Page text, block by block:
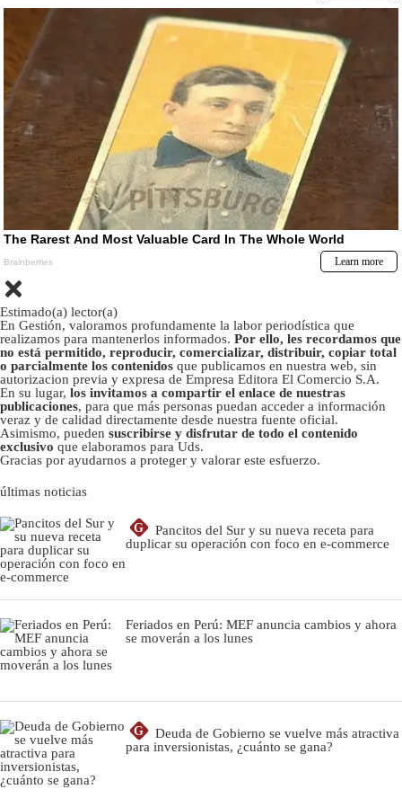
Estimado(a) lector(a)
En Gestión, valoramos profundamente la labor periodística que
realizamos para mantenerlos informados. Por ello, les recordamos que
no está permitido, reproducir, comercializar, distribuir, copiar total
o parcialmente los contenidos que publicamos en nuestra web, sin
autorizacion previa y expresa de Empresa Editora El Comercio S.A.
En su lugar, los invitamos a compartir el enlace de nuestras
publicaciones, para que más personas puedan acceder a información
veraz y de calidad directamente desde nuestra fuente oficial.
Asimismo, pueden suscribirse y disfrutar de todo el contenido
exclusivo que elaboramos para Uds.
Gracias por ayudarnos a proteger y valorar este esfuerzo.
últimas noticias
G
Pancitos del Sur y su nueva receta para
duplicar su operación con foco en e-commerce
Feriados en Perú: MEF anuncia cambios y ahora
se moverán a los lunes
G
Deuda de Gobierno se vuelve más atractiva
para inversionistas, ¿cuánto se gana?